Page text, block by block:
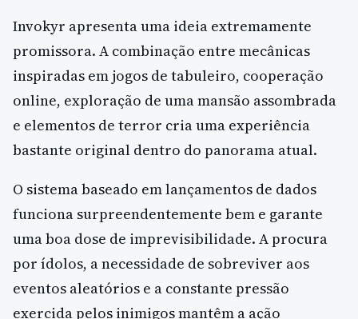
Invokyr apresenta uma ideia extremamente
promissora. A combinação entre mecânicas
inspiradas em jogos de tabuleiro, cooperação
online, exploração de uma mansão assombrada
e elementos de terror cria uma experiência
bastante original dentro do panorama atual.
O sistema baseado em lançamentos de dados
funciona surpreendentemente bem e garante
uma boa dose de imprevisibilidade. A procura
por ídolos, a necessidade de sobreviver aos
eventos aleatórios e a constante pressão
exercida pelos inimigos mantêm a ação